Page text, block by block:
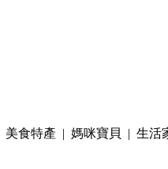
美食特產 | 媽咪寶貝 | 生活